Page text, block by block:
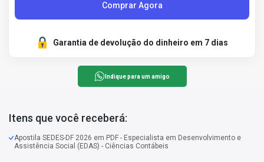
Comprar Agora
Garantia de devolução do dinheiro em 7 dias
Indique para um amigo
Itens que você receberá:
Apostila SEDES-DF 2026 em PDF - Especialista em Desenvolvimento e
Assistência Social (EDAS) - Ciências Contábeis